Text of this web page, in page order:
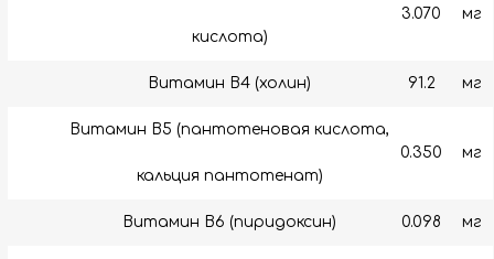
кислота)
3.070 мг
Витамин B4 (холин) 91.2 мг
Витамин B5 (пантотеновая кислота,
кальция пантотенат)
0.350 мг
Витамин B6 (пиридоксин) 0.098 мг